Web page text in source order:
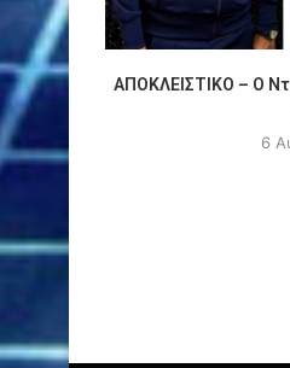
ΑΠΟΚΛΕΙΣΤΙΚΟ – Ο
6